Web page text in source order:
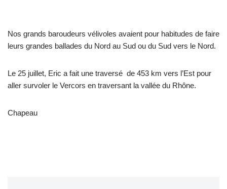
Nos grands baroudeurs vélivoles avaient pour habitudes de faire
leurs grandes ballades du Nord au Sud ou du Sud vers le Nord.
Le 25 juillet, Eric a fait une traversé de 453 km vers l’Est pour
aller survoler le Vercors en traversant la vallée du Rhône.
Chapeau